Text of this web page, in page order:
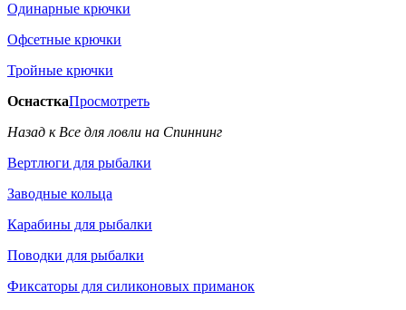
Одинарные крючки
Офсетные крючки
Тройные крючки
ОснасткаПросмотреть
Назад к Все для ловли на Спиннинг
Вертлюги для рыбалки
Заводные кольца
Карабины для рыбалки
Поводки для рыбалки
Фиксаторы для силиконовых приманок